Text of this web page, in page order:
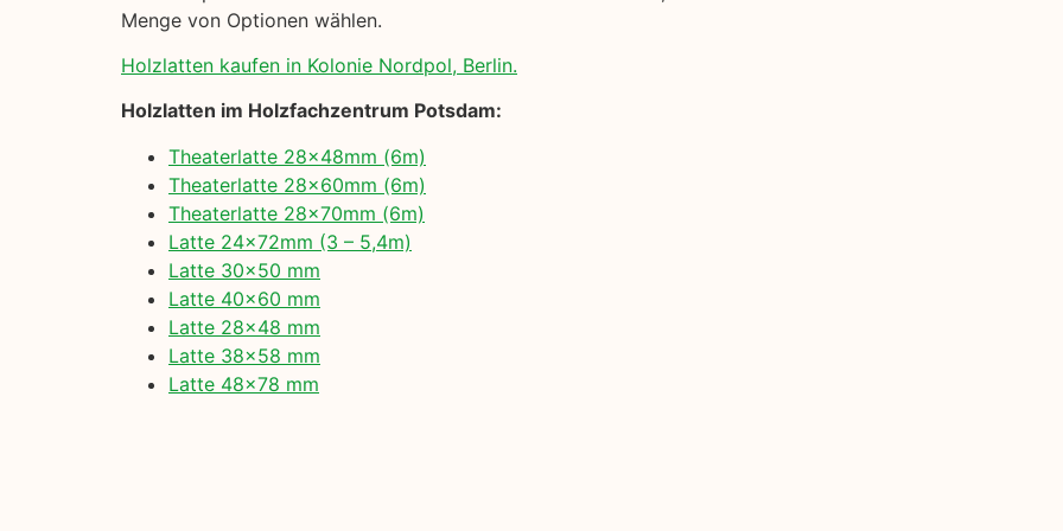
Menge von Optionen wählen.
Holzlatten kaufen in Kolonie Nordpol, Berlin.
Holzlatten im Holzfachzentrum Potsdam:
Theaterlatte 28x48mm (6m)
Theaterlatte 28x60mm (6m)
Theaterlatte 28x70mm (6m)
Latte 24x72mm (3 – 5,4m)
Latte 30×50 mm
Latte 40×60 mm
Latte 28×48 mm
Latte 38×58 mm
Latte 48×78 mm